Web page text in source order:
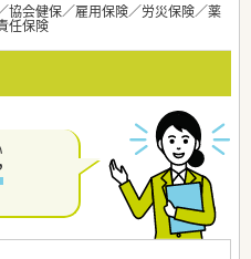
協会健保／雇用保険／労災保険／薬
任保険